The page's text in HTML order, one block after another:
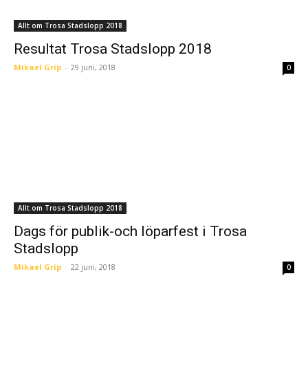
Allt om Trosa Stadslopp 2018
Resultat Trosa Stadslopp 2018
Mikael Grip - 29 juni, 2018 0
Allt om Trosa Stadslopp 2018
Dags för publik-och löparfest i Trosa
Stadslopp
Mikael Grip - 22 juni, 2018 0